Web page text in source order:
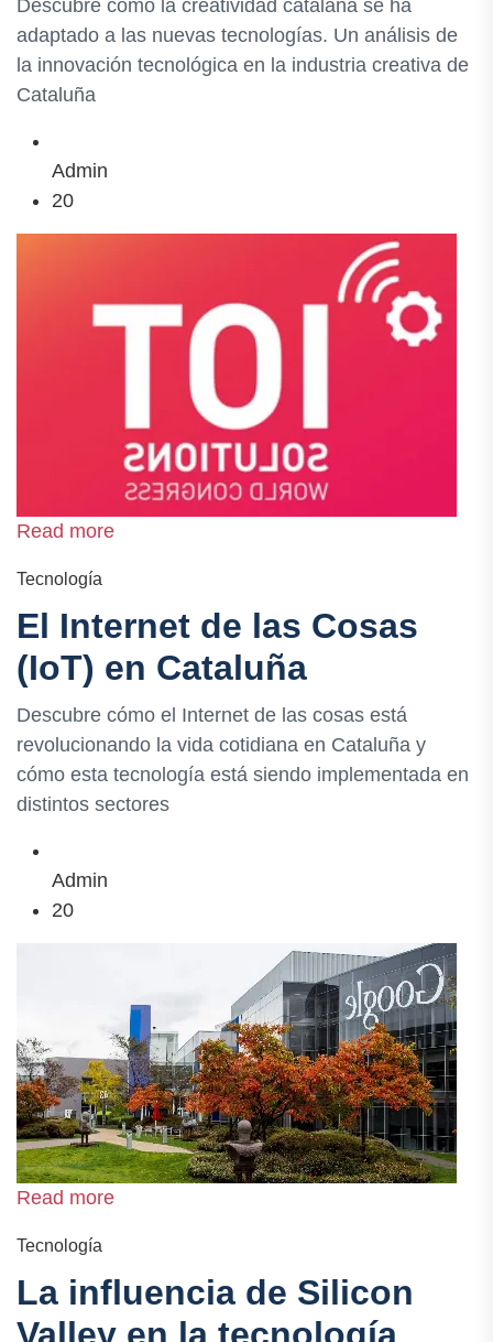
Descubre cómo la creatividad catalana se ha
adaptado a las nuevas tecnologías. Un análisis de
la innovación tecnológica en la industria creativa de
Cataluña
Admin
20
Read more
Tecnología
El Internet de las Cosas
(IoT) en Cataluña
Descubre cómo el Internet de las cosas está
revolucionando la vida cotidiana en Cataluña y
cómo esta tecnología está siendo implementada en
distintos sectores
Admin
20
Read more
Tecnología
La influencia de Silicon